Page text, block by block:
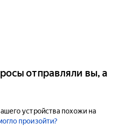
отправляли вы, а
устройства похожи на
произойти?